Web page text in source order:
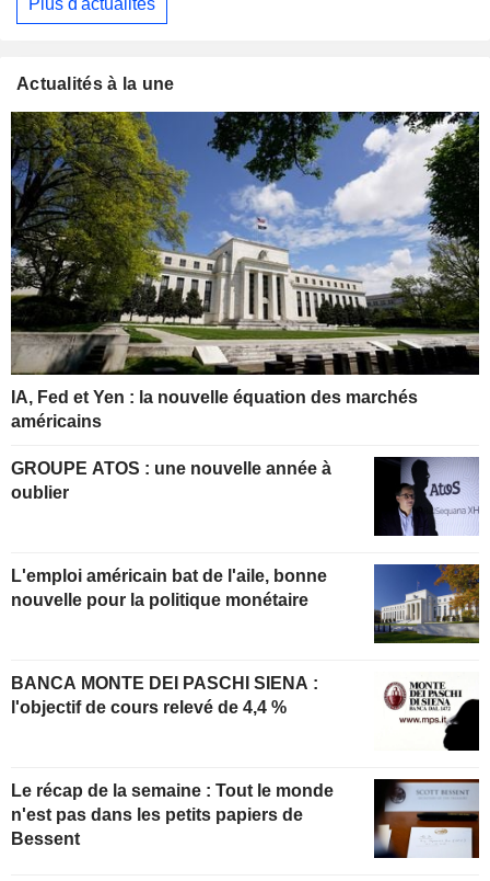
Plus d'actualités
Actualités à la une
IA, Fed et Yen : la nouvelle équation des marchés
américains
GROUPE ATOS : une nouvelle année à
oublier
L'emploi américain bat de l'aile, bonne
nouvelle pour la politique monétaire
BANCA MONTE DEI PASCHI SIENA :
l'objectif de cours relevé de 4,4 %
Le récap de la semaine : Tout le monde
n'est pas dans les petits papiers de
Bessent